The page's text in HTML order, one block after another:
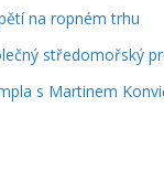
na ropném trhu
středomořský
s Martinem